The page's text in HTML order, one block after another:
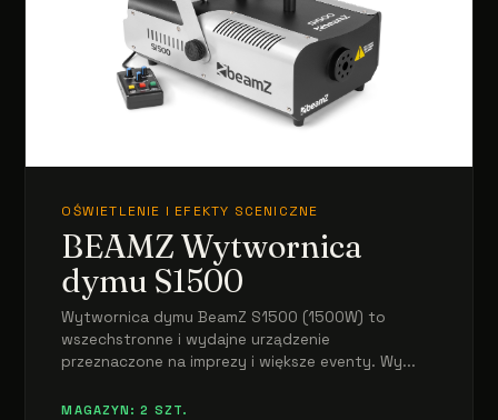
OŚWIETLENIE I EFEKTY SCENICZNE
BEAMZ Wytwornica
dymu S1500
Wytwornica dymu BeamZ S1500 (1500W) to
wszechstronne i wydajne urządzenie
przeznaczone na imprezy i większe eventy. Wy...
MAGAZYN: 2 SZT.